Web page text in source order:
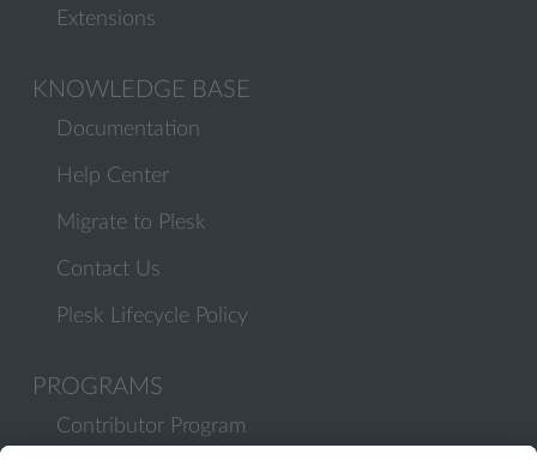
Extensions
KNOWLEDGE BASE
Documentation
Help Center
Migrate to Plesk
Contact Us
Plesk Lifecycle Policy
PROGRAMS
Contributor Program